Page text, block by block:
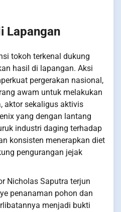
Lapangan
tokoh terkenal dukung
hasil di lapangan. Aksi
pergerakan nasional,
awam untuk melakukan
aktor sekaligus aktivis
yang dengan lantang
industri daging terhadap
konsisten menerapkan diet
pengurangan jejak
Nicholas Saputra terjun
penanaman pohon dan
menjadi bukti